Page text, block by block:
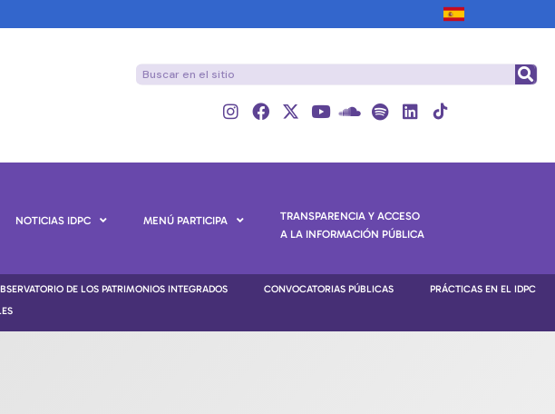
NOTICIAS IDPC MENÚ PARTICIPA
TRANSPARENCIA Y ACCESO
A LA INFORMACIÓN PÚBLICA
DE LOS PATRIMONIOS INTEGRADOS CONVOCATORIAS PÚBLICAS
PRÁCTICAS EN EL IDPC